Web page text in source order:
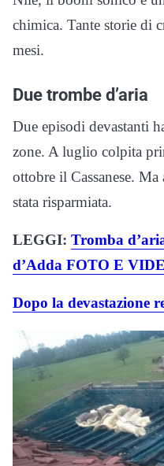
chimica. Tante storie di
mesi.
Due trombe d’aria
Due episodi devastanti
zone. A luglio colpita
ottobre il Cassanese.
stata risparmiata.
LEGGI: Tromba
d’Adda FOTO E
Dopo la devastazione